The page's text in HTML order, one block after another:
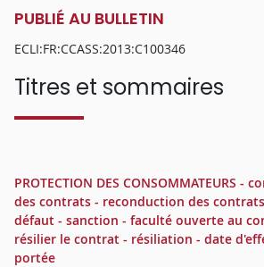
PUBLIÉ AU BULLETIN
ECLI:FR:CCASS:2013:C100346
Titres et sommaires
PROTECTION DES CONSOMMATEURS -
des contrats - reconduction des
défaut - sanction - faculté ouverte au
résilier le contrat - résiliation - date
portée